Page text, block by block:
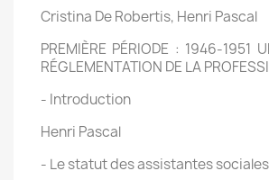
Cristina De Robertis, Henri Pascal
PREMIÈRE PÉRIODE : 1946-1951
RÉGLEMENTATION DE LA
- Introduction
Henri Pascal
- Le statut des assistantes